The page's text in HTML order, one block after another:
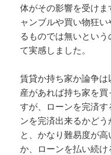
体がその影響を受け
ャンブルや買い物狂
るものでは無いとい
て実感しました。
賃貸か持ち家か論争
産があれば持ち家を
すが、ローンを完済
ンを完済出来るかど
と、かなり難易度が
か、ローンを払い続